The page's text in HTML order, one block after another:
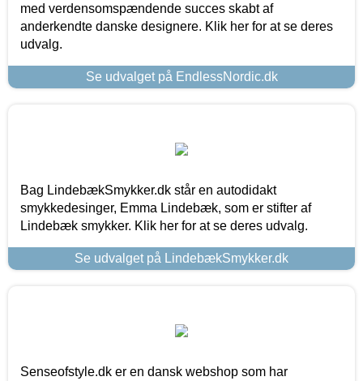
med verdensomspændende succes skabt af
anderkendte danske designere. Klik her for at se deres
udvalg.
Se udvalget på EndlessNordic.dk
Bag LindebækSmykker.dk står en autodidakt
smykkedesinger, Emma Lindebæk, som er stifter af
Lindebæk smykker. Klik her for at se deres udvalg.
Se udvalget på LindebækSmykker.dk
Senseofstyle.dk er en dansk webshop som har